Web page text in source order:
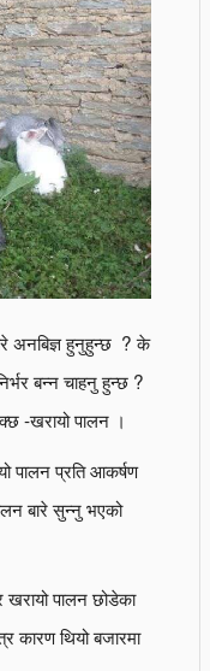
अनबिज्ञ हुनुहुन्छ ? के
बन्न चाहनु हुन्छ ?
-खरायो पालन ।
पालन प्रति आकर्षण
बारे सुन्नु भएको
खरायो पालन छोडेका
कारण थियो बजारमा